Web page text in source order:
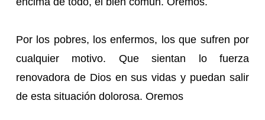
Por los pobres, los enfermos, los que sufren por
cualquier motivo. Que sientan lo fuerza
renovadora de Dios en sus vidas y puedan salir
de esta situación dolorosa. Oremos